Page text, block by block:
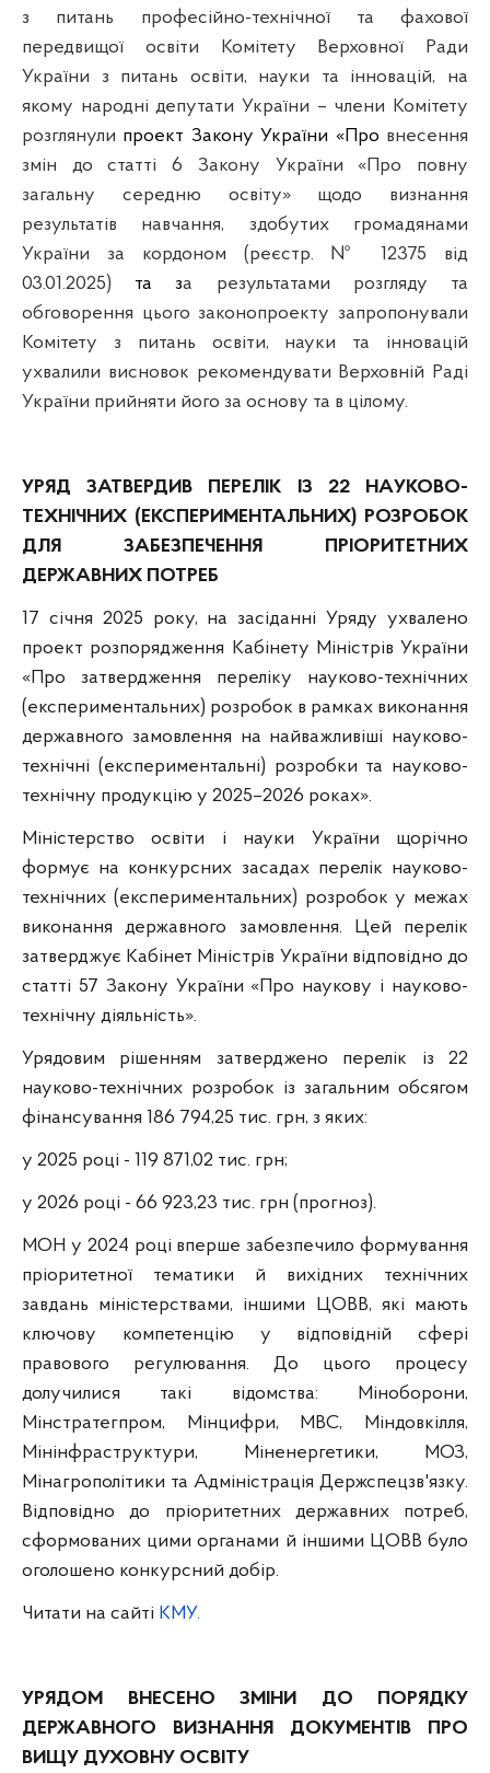
з питань професійно-технічної та фахової
передвищої освіти Комітету Верховної Ради
України з питань освіти, науки та інновацій, на
якому народні депутати України – члени Комітету
розглянули проект Закону України «Про внесення
змін до статті 6 Закону України «Про повну
загальну середню освіту» щодо визнання
результатів навчання, здобутих громадянами
України за кордоном (реєстр. № 12375 від
03.01.2025) та за результатами розгляду та
обговорення цього законопроекту запропонували
Комітету з питань освіти, науки та інновацій
ухвалили висновок рекомендувати Верховній Раді
України прийняти його за основу та в цілому.
УРЯД ЗАТВЕРДИВ ПЕРЕЛІК ІЗ 22 НАУКОВО-
ТЕХНІЧНИХ (ЕКСПЕРИМЕНТАЛЬНИХ) РОЗРОБОК
ДЛЯ ЗАБЕЗПЕЧЕННЯ ПРІОРИТЕТНИХ
ДЕРЖАВНИХ ПОТРЕБ
17 січня 2025 року, на засіданні Уряду ухвалено
проект розпорядження Кабінету Міністрів України
«Про затвердження переліку науково-технічних
(експериментальних) розробок в рамках виконання
державного замовлення на найважливіші науково-
технічні (експериментальні) розробки та науково-
технічну продукцію у 2025–2026 роках».
Міністерство освіти і науки України щорічно
формує на конкурсних засадах перелік науково-
технічних (експериментальних) розробок у межах
виконання державного замовлення. Цей перелік
затверджує Кабінет Міністрів України відповідно до
статті 57 Закону України «Про наукову і науково-
технічну діяльність».
Урядовим рішенням затверджено перелік із 22
науково-технічних розробок із загальним обсягом
фінансування 186 794,25 тис. грн, з яких:
у 2025 році - 119 871,02 тис. грн;
у 2026 році - 66 923,23 тис. грн (прогноз).
МОН у 2024 році вперше забезпечило формування
пріоритетної тематики й вихідних технічних
завдань міністерствами, іншими ЦОВВ, які мають
ключову компетенцію у відповідній сфері
правового регулювання. До цього процесу
долучилися такі відомства: Міноборони,
Мінстратегпром, Мінцифри, МВС, Міндовкілля,
Мінінфраструктури, Міненергетики, МОЗ,
Мінагрополітики та Адміністрація Держспецзв'язку.
Відповідно до пріоритетних державних потреб,
сформованих цими органами й іншими ЦОВВ було
оголошено конкурсний добір.
Читати на сайті КМУ.
УРЯДОМ ВНЕСЕНО ЗМІНИ ДО ПОРЯДКУ
ДЕРЖАВНОГО ВИЗНАННЯ ДОКУМЕНТІВ ПРО
ВИЩУ ДУХОВНУ ОСВІТУ